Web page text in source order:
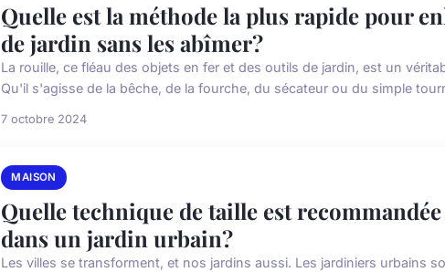
Quelle est la méthode la plus rapide pour
de jardin sans les abîmer?
La rouille, ce fléau des objets en fer et des outils de jardin, est un
Qu'il s'agisse de la bêche, de la fourche, du sécateur ou du simple
7 octobre 2024
MAISON
Quelle technique de taille est
dans un jardin urbain?
Les villes se transforment, et nos jardins aussi. Les jardiniers urbains